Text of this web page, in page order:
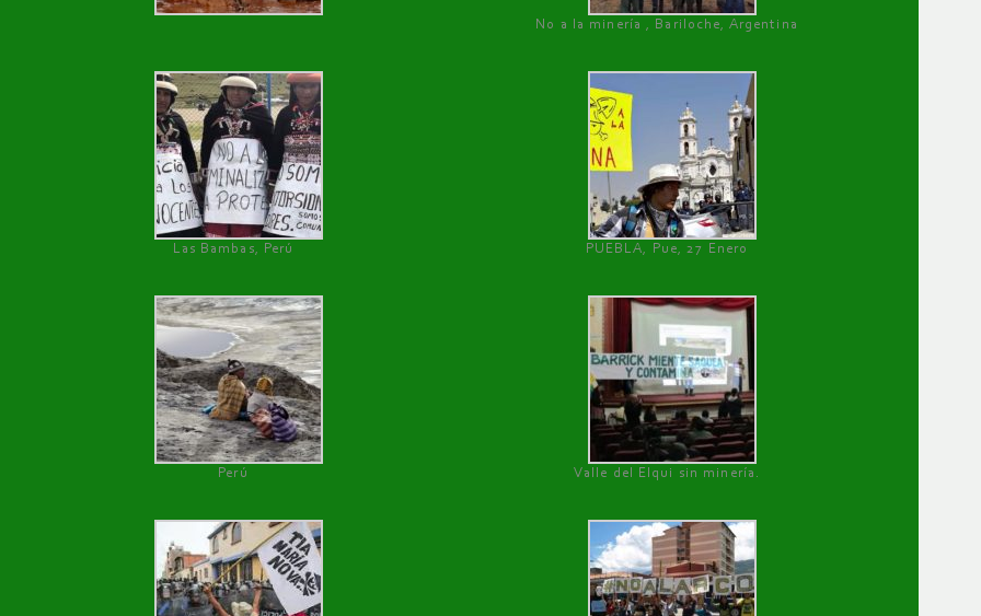
No a la minería , Bariloche, Argentina
Las Bambas, Perú PUEBLA, Pue, 27 Enero
Perú Valle del Elqui sin minería.